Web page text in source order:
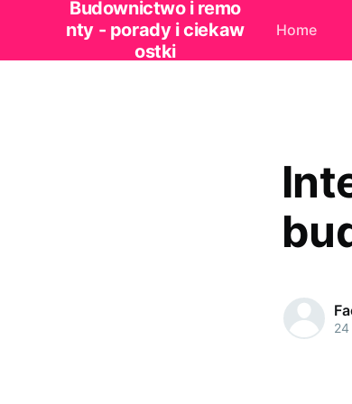
Budownictwo i remo
nty - porady i ciekaw
ostki
Home
24